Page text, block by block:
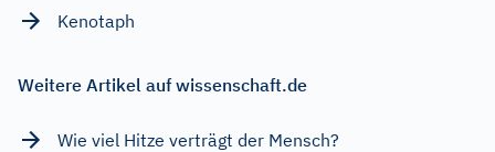
Kenotaph
Weitere Artikel auf wissenschaft.de
Wie viel Hitze verträgt der Mensch?